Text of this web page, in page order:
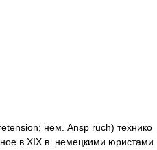
нем. Ansp ruch) технико
в XIX в. немецкими юристами